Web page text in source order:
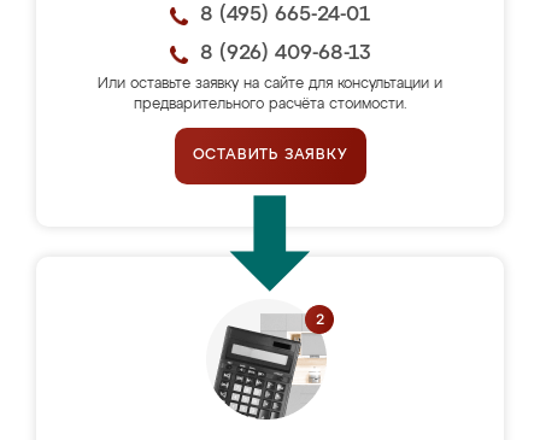
8 (495) 665-24-01
8 (926) 409-68-13
Или оставьте заявку на сайте для консультации и
предварительного расчёта стоимости.
ОСТАВИТЬ ЗАЯВКУ